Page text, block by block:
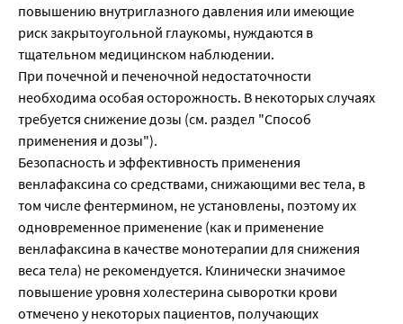
повышению внутриглазного давления или имеющие
риск закрытоугольной глаукомы, нуждаются в
тщательном медицинском наблюдении.
При почечной и печеночной недостаточности
необходима особая осторожность. В некоторых случаях
требуется снижение дозы (см. раздел "Способ
применения и дозы").
Безопасность и эффективность применения
венлафаксина со средствами, снижающими вес тела, в
том числе фентермином, не установлены, поэтому их
одновременное применение (как и применение
венлафаксина в качестве монотерапии для снижения
веса тела) не рекомендуется. Клинически значимое
повышение уровня холестерина сыворотки крови
отмечено у некоторых пациентов, получающих